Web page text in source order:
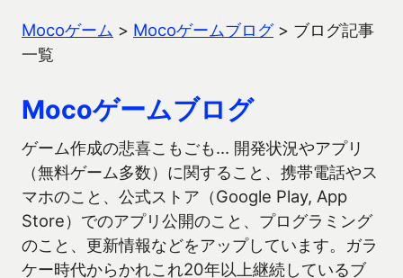
Mocoゲーム > Mocoゲームブログ> ブログ記事
一覧
Mocoゲームブログ
ゲーム作成の悲喜こもごも… 開発状況やアプリ
（無料ゲーム多数）に関すること、携帯電話やス
マホのこと、公式ストア（Google Play, App
Store）でのアプリ公開のこと、プログラミング
のこと、更新情報などをアップしています。ガラ
ケー時代からかれこれ20年以上継続しているブ